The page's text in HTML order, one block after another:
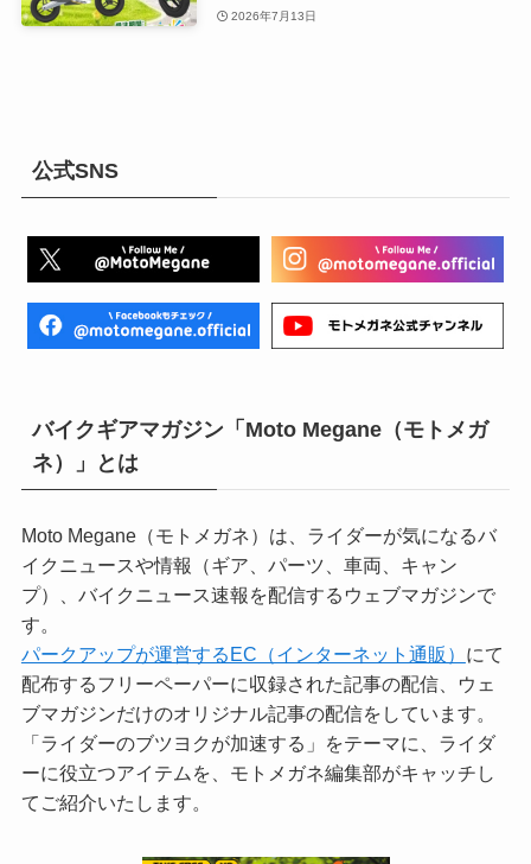
2026年7月13日
公式SNS
バイクギアマガジン「Moto Megane（モトメガ
ネ）」とは
Moto Megane（モトメガネ）は、ライダーが気になるバ
イクニュースや情報（ギア、パーツ、車両、キャン
プ）、バイクニュース速報を配信するウェブマガジンで
す。
パークアップが運営するEC（インターネット通販） にて
配布するフリーペーパーに収録された記事の配信、ウェ
ブマガジンだけのオリジナル記事の配信をしています。
「ライダーのブツヨクが加速する」をテーマに、ライダ
ーに役立つアイテムを、モトメガネ編集部がキャッチし
てご紹介いたします。